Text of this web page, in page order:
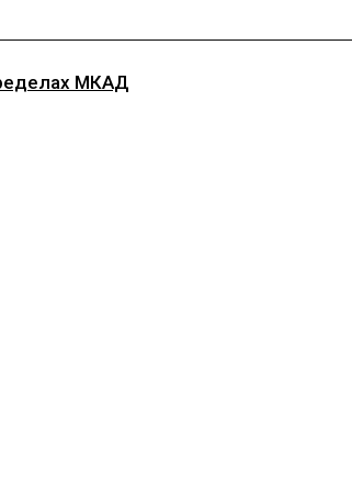
МКАД